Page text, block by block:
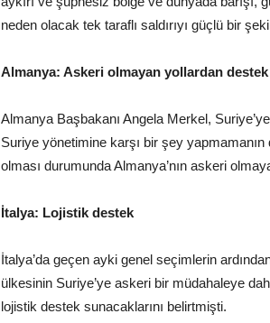
neden olacak tek taraflı saldırıyı güçlü bir
Almanya: Askeri olmayan yollardan
Almanya Başbakanı Angela Merkel,
Suriye yönetimine karşı bir şey
olması durumunda Almanya’nın askeri
İtalya: Lojistik destek
İtalya’da geçen ayki genel seçimlerin
ülkesinin Suriye’ye askeri bir müdahaleye
lojistik destek sunacaklarını belirtmişti.